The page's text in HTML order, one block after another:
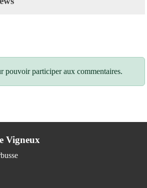
pouvoir participer aux commentaires.
Vigneux